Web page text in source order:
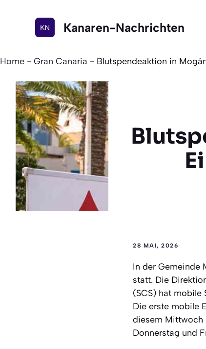
Kanaren-Nachrichten
Home - Gran Canaria - Blutspendeaktion in
28 MAI, 2026
In der Gemeinde
statt. Die
(SCS) hat mobile
Die erste mobile
diesem Mittwoch
Donnerstag und